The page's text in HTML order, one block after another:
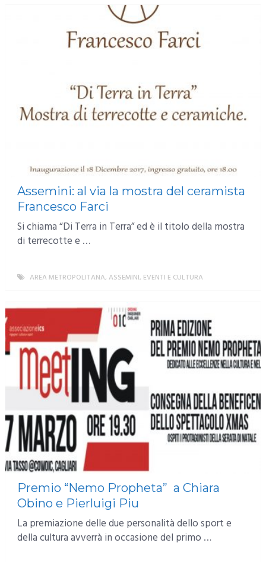
Assemini: al via la mostra del ceramista
Francesco Farci
Si chiama “Di Terra in Terra” ed è il titolo della mostra
di terrecotte e …
AREA METROPOLITANA, ASSEMINI, EVENTI E CULTURA
Premio “Nemo Propheta” a Chiara
Obino e Pierluigi Piu
La premiazione delle due personalità dello sport e
della cultura avverrà in occasione del primo …